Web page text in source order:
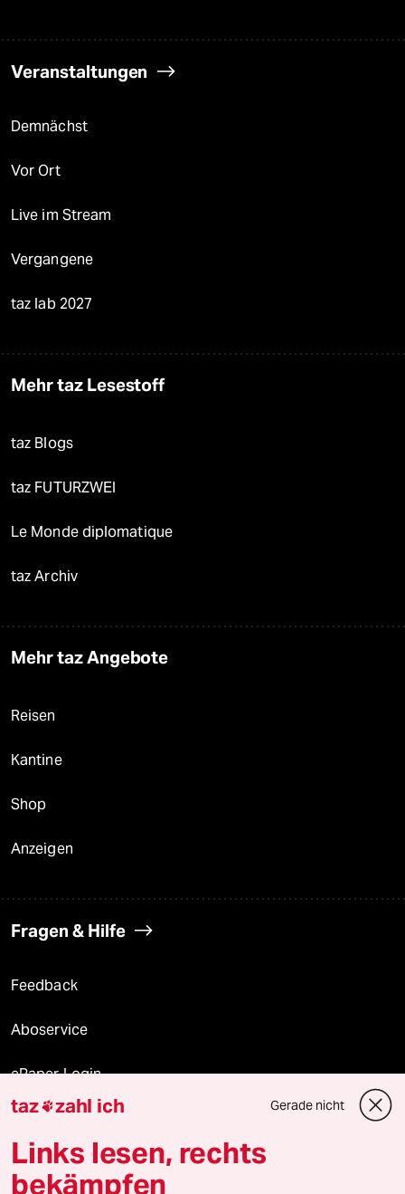
Veranstaltungen
Demnächst
Vor Ort
Live im Stream
Vergangene
taz lab 2027
Mehr taz Lesestoff
taz Blogs
taz FUTURZWEI
Le Monde diplomatique
taz Archiv
Mehr taz Angebote
Reisen
Kantine
Shop
Anzeigen
Fragen & Hilfe
Feedback
Aboservice
ePaper Login
Downloads für Abonnierende
taz zahl ich Gerade nicht
Links lesen, rechts
bekämpfen